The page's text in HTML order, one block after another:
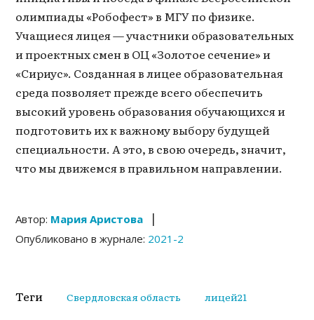
олимпиады «Робофест» в МГУ по физике.
Учащиеся лицея — участники образовательных
и проектных смен в ОЦ «Золотое сечение» и
«Сириус». Созданная в лицее образовательная
среда позволяет прежде всего обеспечить
высокий уровень образования обучающихся и
подготовить их к важному выбору будущей
специальности. А это, в свою очередь, значит,
что мы движемся в правильном направлении.
Автор: Мария Аристова |
Опубликовано в журнале: 2021-2
Теги Свердловская область лицей21